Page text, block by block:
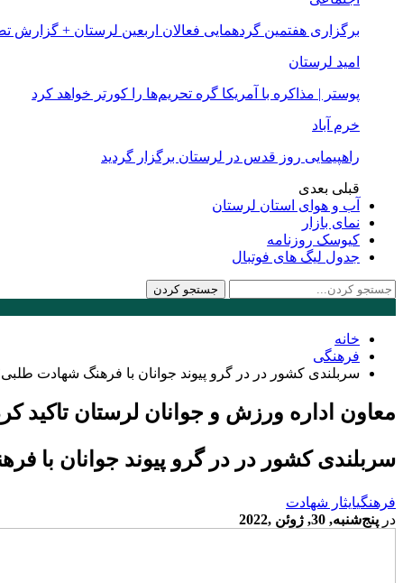
برگزاری هفتمین گردهمایی فعالان اربعین لرستان + گزارش
امید لرستان
پوستر | مذاکره با آمریکا گره تحریم‌ها را کورتر خواهد کرد
خرم آباد
راهپیمایی روز قدس در لرستان برگزار گردید
قبلی بعدی
آب و هوای استان لرستان
نمای بازار
کیوسک روزنامه
جدول لیگ های فوتبال
خانه
فرهنگی
سربلندی کشور در در گرو پیوند جوانان با فرهنگ شهادت
معاون اداره ورزش و جوانان لرستان تاکید
سربلندی کشور در در گرو پیوند جوانان
فرهنگیایثار شهادت
در پنج‌شنبه, 30, ژوئن ,2022